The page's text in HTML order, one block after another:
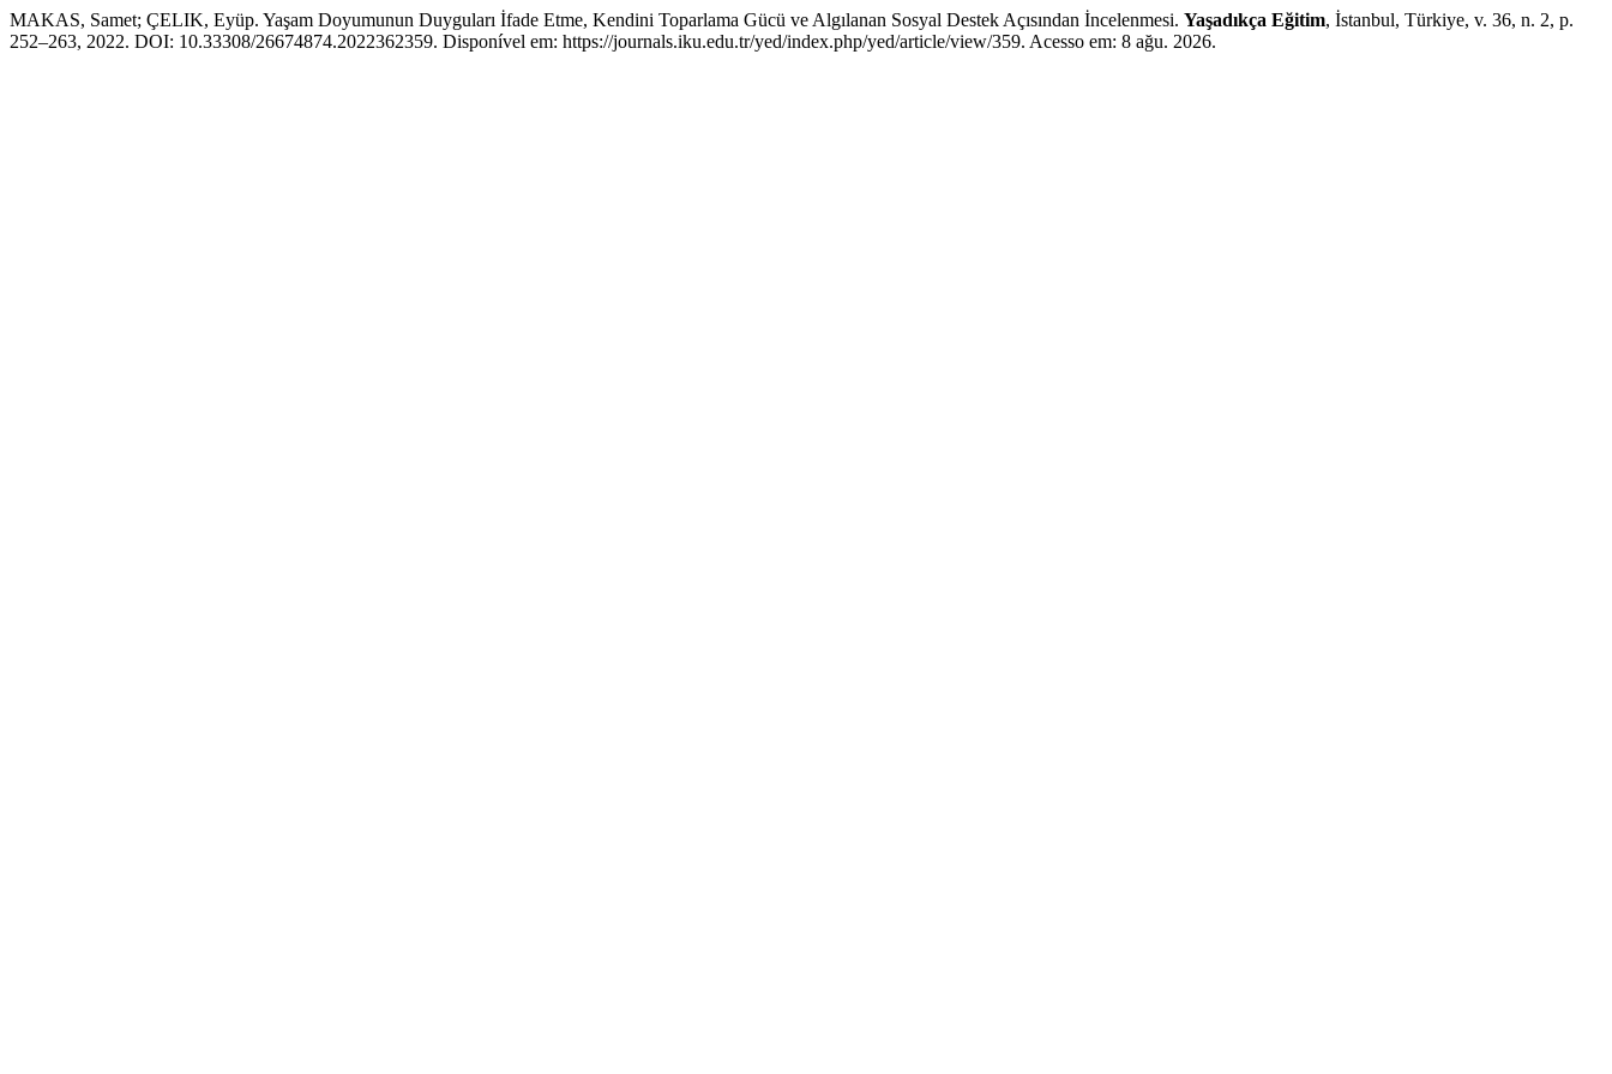
MAKAS, Samet; ÇELIK, Eyüp. Yaşam Doyumunun Duyguları İfade Etme, Kendini Toparlama Gücü ve Algılanan Sosyal Destek Açısından İncelenmesi. Yaşadıkça Eğitim, İstanbul, Türkiye, v. 36, n. 2, p.
252–263, 2022. DOI: 10.33308/26674874.2022362359. Disponível em: https://journals.iku.edu.tr/yed/index.php/yed/article/view/359. Acesso em: 8 ağu. 2026.